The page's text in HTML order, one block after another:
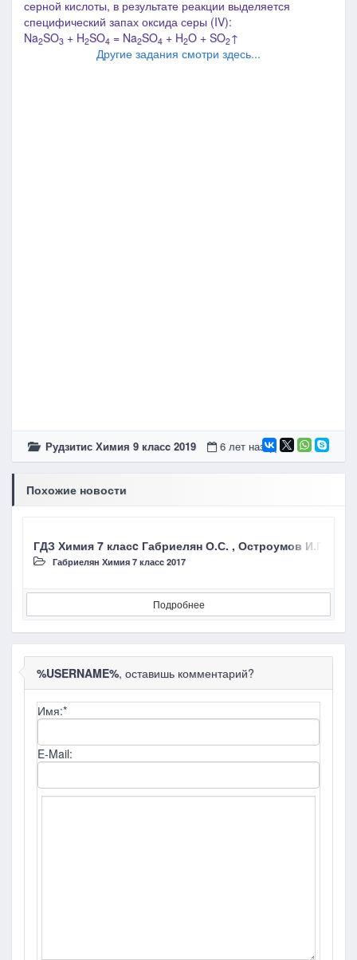
серной кислоты, в результате реакции выделяется
специфический запах оксида серы (IV):
Na2SO3 + H2SO4 = Na2SO4 + H2O + SO2↑
Другие задания смотри здесь...
Рудзитис Химия 9 класc 2019 6 лет назад
Похожие новости
ГДЗ Химия 7 класc Габриелян О.С. , Остроумов И.Г.,
Габриелян Химия 7 класc 2017
Подробнее
%USERNAME%, оставишь комментарий?
Имя:*
E-Mail: